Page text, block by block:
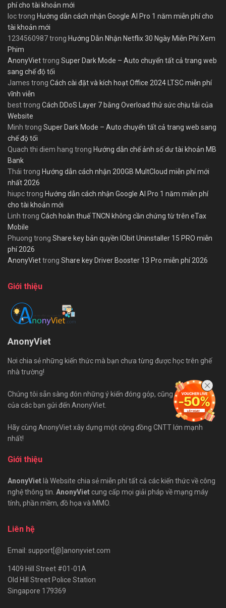
phí cho tài khoản mới
loctrong Hướng dẫn cách nhận Google AI Pro 1 năm miễn phí cho
tài khoản mới
1234560987trong Hướng Dẫn Nhận Netflix 30 Ngày Miễn Phí Xem
Phim
AnonyViettrong Super Dark Mode – Auto chuyển tất cả trang web
sang chế độ tối
James trong Cách cài đặt và kích hoạt Office 2024 LTSC miễn phí
vĩnh viễn
besttrong Cách DDoS Layer 7 bằng Overload thử sức chịu tải của
Website
Minh trong Super Dark Mode – Auto chuyển tất cả trang web sang
chế độ tối
Quach thi diem hang trong Hướng dẫn chế ảnh số dư tài khoản MB
Bank
Thái trong Hướng dẫn cách nhận 200GB MultCloud miễn phí mới
nhất 2026
hiupctrong Hướng dẫn cách nhận Google AI Pro 1 năm miễn phí
cho tài khoản mới
Linh trong Cách hoàn thuế TNCN không cần chứng từ trên eTax
Mobile
Phuong trong Share key bản quyền IObit Uninstaller 15 PRO miễn
phí 2026
AnonyViettrong Share key Driver Booster 13 Pro miễn phí 2026
Giới thiệu
AnonyViet
Nơi chia sẻ những kiến thức mà bạn chưa từng được học trên ghế
nhà trường!
Chúng tôi sẵn sàng đón những ý kiến đóng góp, cũng như bài viết
của các bạn gửi đến AnonyViet.
Hãy cùng AnonyViet xây dựng một cộng đồng CNTT lớn mạnh
nhất!
Giới thiệu
AnonyVietlà Website chia sẻ miễn phí tất cả các kiến thức về công
nghệ thông tin. AnonyViet cung cấp mọi giải pháp về mạng máy
tính, phần mềm, đồ họa và MMO.
Liên hệ
Email: support[@]anonyviet.com
1409 Hill Street #01-01A
Old Hill Street Police Station
Singapore 179369